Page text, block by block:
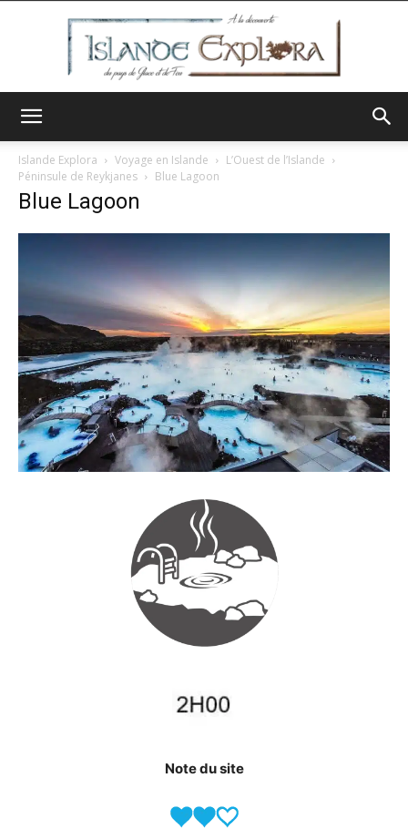
Islande Explora Voyage en Islande
L’Ouest de l’Islande
Péninsule de Reykjanes
Blue Lagoon
Blue Lagoon
Note du site